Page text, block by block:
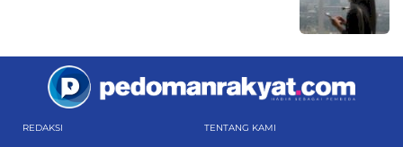
REDAKSI TENTANG KAMI